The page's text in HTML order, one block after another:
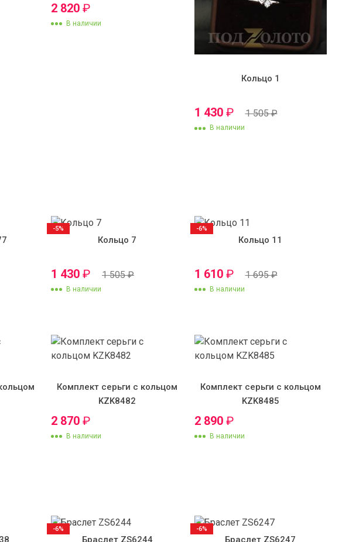
2 820 ₽
В наличии
Кольцо 1
1 430 ₽ 1 505₽
В наличии
Кольцо 7
1 430 ₽ 1 505₽
В наличии
-5%
Кольцо 11
1 610 ₽ 1 695₽
В наличии
-6%
Комплект серьги с кольцом
KZK8482
2 870 ₽
В наличии
Комплект серьги с кольцом
KZK8485
2 890 ₽
В наличии
-6% -6%